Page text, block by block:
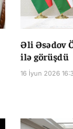
Əli Əsədov
ilə görüşdü
16 İyun 2026